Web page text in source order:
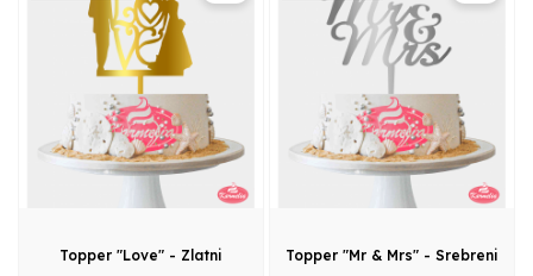
Topper "Love" - Zlatni Topper "Mr & Mrs" - Srebreni